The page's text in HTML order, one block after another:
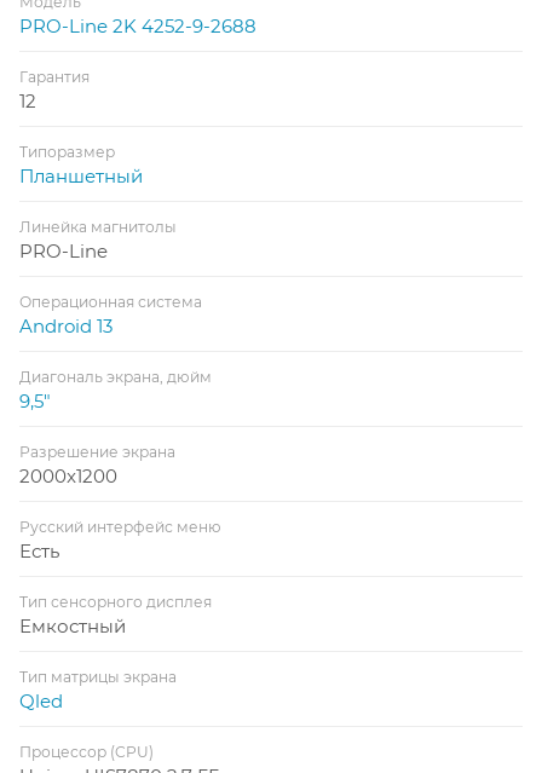
PRO-Line 2K 4252-9-2688
Гарантия
12
Типоразмер
Планшетный
Линейка магнитолы
PRO-Line
Операционная система
Android 13
Диагональ экрана, дюйм
9,5"
Разрешение экрана
2000x1200
Русский интерфейс меню
Есть
Тип сенсорного дисплея
Емкостный
Тип матрицы экрана
Qled
Процессор (CPU)